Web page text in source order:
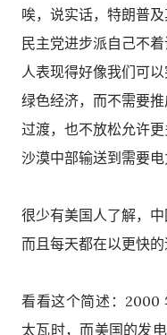
唉，说实话，特朗普
民主党进步派自己不
人表现得好像我们可
绿色经济，而不需要
过渡，也不放松允许
沙漠中部输送到需要电
很少有美国人了解，中
而且每天都在以更快的
看看这个简述：2000
太瓦时，而美国的发